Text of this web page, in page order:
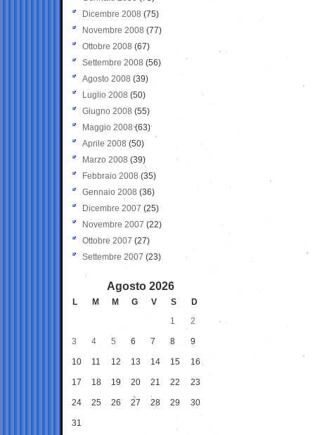
Dicembre 2008 (75)
Novembre 2008 (77)
Ottobre 2008 (67)
Settembre 2008 (56)
Agosto 2008 (39)
Luglio 2008 (50)
Giugno 2008 (55)
Maggio 2008(63)
Aprile 2008 (50)
Marzo 2008 (39)
Febbraio 2008 (35)
Gennaio 2008 (36)
Dicembre 2007 (25)
Novembre 2007 (22)
Ottobre 2007 (27)
Settembre 2007 (23)
Agosto 2026
L M M G V S
D
1
2
3 4 5 6 7 8 9
10 11 12 13 14 15 16
17 18 19 20 21 22 23
24 25 26 27 28 29 30
31